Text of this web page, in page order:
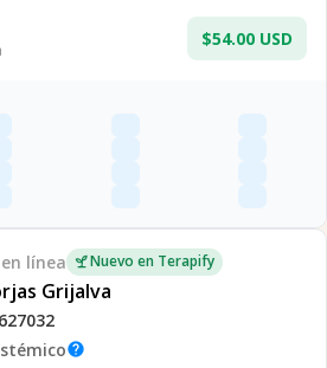
$54.00 USD
en línea Nuevo en Terapify
Grijalva
help